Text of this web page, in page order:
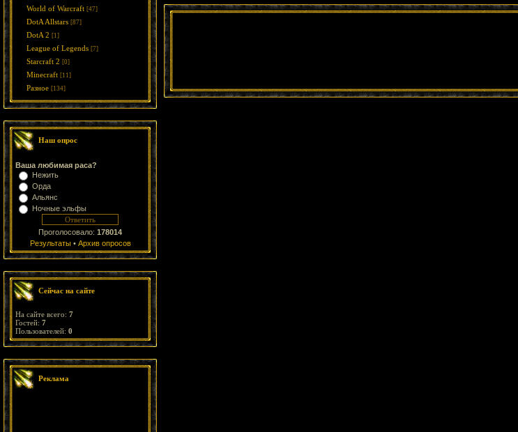
World of Warcraft [47]
DotA Allstars [87]
DotA 2 [1]
League of Legends [7]
Starcraft 2 [0]
Minecraft [11]
Разное [134]
Наш опрос
Ваша любимая раса?
Нежить
Орда
Альянс
Ночные эльфы
Проголосовало: 178014
Результаты• Архив опросов
Сейчас на сайте
На сайте всего: 7
Гостей: 7
Пользователей: 0
Реклама